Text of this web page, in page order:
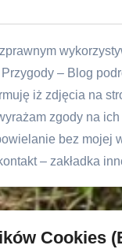
– Blog
iż zdjęcia na
zgody na ich
bez mojej
– zakładka
Cookies